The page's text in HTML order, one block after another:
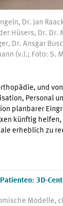
Dr. Jan
Hüsers, Dr. Dr.
Dr. Ansgar
(v.l.; Foto: S.
und
Personal
planbarer
künftig
erheblich zu
3D-
Modelle,